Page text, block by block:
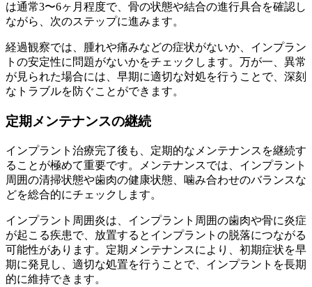
は通常3〜6ヶ月程度で、骨の状態や結合の進行具合を確認し
ながら、次のステップに進みます。
経過観察では、腫れや痛みなどの症状がないか、インプラン
トの安定性に問題がないかをチェックします。万が一、異常
が見られた場合には、早期に適切な対処を行うことで、深刻
なトラブルを防ぐことができます。
定期メンテナンスの継続
インプラント治療完了後も、定期的なメンテナンスを継続す
ることが極めて重要です。メンテナンスでは、インプラント
周囲の清掃状態や歯肉の健康状態、噛み合わせのバランスな
どを総合的にチェックします。
インプラント周囲炎は、インプラント周囲の歯肉や骨に炎症
が起こる疾患で、放置するとインプラントの脱落につながる
可能性があります。定期メンテナンスにより、初期症状を早
期に発見し、適切な処置を行うことで、インプラントを長期
的に維持できます。